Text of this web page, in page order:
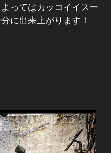
ってはカッコイイスー
に出来上がります！